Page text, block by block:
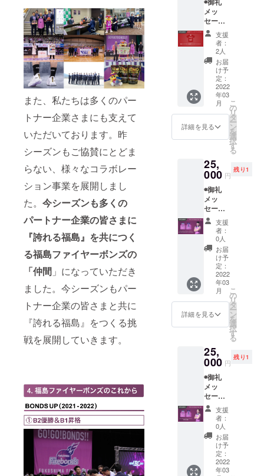
また、私たちは多くのパー
トナー企業さまにも支えて
いただいております。昨
シーズンもご協賛にとどま
らない、様々なコラボレー
ション事業を展開しまし
た。 今シーズンも多くの
パートナー企業の皆さまに
『誇れる福島』を共につく
る福島ファイヤーボンズの
「仲間 」になっていただき
ました。今シーズンもパー
トナー企業の皆さまと共に
『誇れる福島』をつくる挑
戦を展開していきます。
E
ROUGE
2019) ※
ワイン
ラベル
のデザ
インは
一部修
正にな
る可能
性がご
ざいま
す ※酒
類販売
1281号)
ご記入
くださ
い
◉BOND
S UP ス
テッ
カー
◉BOND
S UP ス
トー
リー
ブック
(2013-
2022)
福島
ファイ
ヤーボ
ンズの8
年間の
歩みや
これか
らの展
望を1冊
にまと
めます ◉
全選手
直筆サ
イン入
り色紙
メッ
セージ
動画
(メール
にて動
画デー
タ送付)
◉福島
ファイ
ヤーボ
ンズ公
式HPに
名前掲
載 ※支
援時に
にご希
望のお
名前を
ご記入
くださ
い
◉BOND
S UP ス
テッ
カー
◉BOND
S UP ス
トー
リー
ブック
(2013-
2022)
福島
ファイ
ヤーボ
ンズの8
年間の
歩みや
これか
らの展
望を1冊
にまと
めます ◉
全選手
直筆サ
イン入
支援
者：
2人
お届
け予
定：
2022
年03
月
詳細を見る
こ
の
リ
タ
ー
ン
を
選
択
す
る
25,
000 円
残り1
◉御礼
メッ
セージ
動画
(メール
にて動
画デー
タ送付)
◉福島
ファイ
ヤーボ
ンズ公
式HPに
名前掲
載 ※支
援時に
にご希
望のお
名前を
ご記入
くださ
い ◉直筆
サイン
入りレ
プリカ
ユニ
フォー
ム (#1
ウォー
ルジャ
支援
者：
0人
お届
け予
定：
2022
年03
月
詳細を見る
こ
の
リ
タ
ー
ン
を
選
択
す
る
25,
000 円
残り1
◉御礼
メッ
セージ
動画
(メール
にて動
画デー
タ送付)
◉福島
ファイ
ヤーボ
支援
者：
0人
お届
け予
定：
2022
年03